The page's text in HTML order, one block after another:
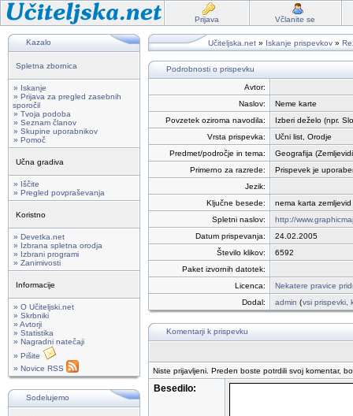
Prijava Včlanite se
Kazalo
Spletna zbornica
» Iskanje
» Prijava za pregled zasebnih
sporočil
» Tvoja podoba
» Seznam članov
» Skupine uporabnikov
» Pomoč
Učna gradiva
» Iščite
» Pregled povpraševanja
Koristno
» Devetka.net
» Izbrana spletna orodja
» Izbrani programi
» Zanimivosti
Informacije
» O Učiteljski.net
» Skrbniki
» Avtorji
» Statistika
» Nagradni natečaji
» Pišite
» Novice RSS
Sodelujemo
Učiteljska.net » Iskanje prispevkov »
Podrobnosti o prispevku
Avtor:
Naslov:
Neme karte
Povzetek oziroma navodila:
Izberi deželo (npr.
Vrsta prispevka:
Učni list, Orodje
Predmet/področje in tema:
Geografija
Primerno za razrede:
Prispevek je
Jezik:
Ključne besede:
nema karta
Spletni naslov:
http://
Datum prispevanja:
24.02.2005
Število klikov:
6592
Paket izvornih datotek:
Licenca:
Nekatere pravice
Dodal:
admin (vsi prispevki,
Komentarji k prispevku
Niste prijavljeni. Preden boste potrdili svoj komentar,
Besedilo: